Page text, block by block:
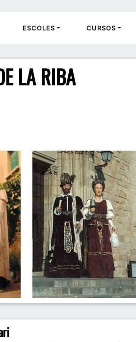
ESCOLES CURSOS
LA RIBA